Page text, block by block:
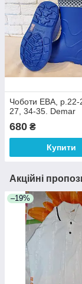
Чоботи ЕВА, р.22-
27, 34-35. Demar
680 ₴
Купити
Акційні
–19%